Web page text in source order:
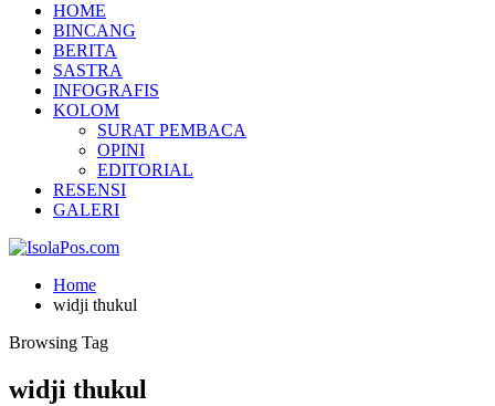
HOME
BINCANG
BERITA
SASTRA
INFOGRAFIS
KOLOM
SURAT PEMBACA
OPINI
EDITORIAL
RESENSI
GALERI
Home
widji thukul
Browsing Tag
widji thukul